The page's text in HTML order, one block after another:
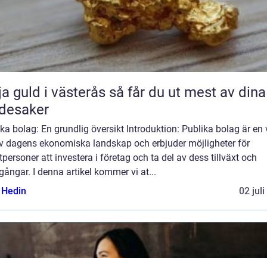
i västerås så får du ut mest av dina
bolag: En grundlig översikt Introduktion: Publika bolag är en
dagens ekonomiska landskap och erbjuder möjligheter för
att investera i företag och ta del av dess tillväxt och
I denna artikel kommer vi at...
02 juli